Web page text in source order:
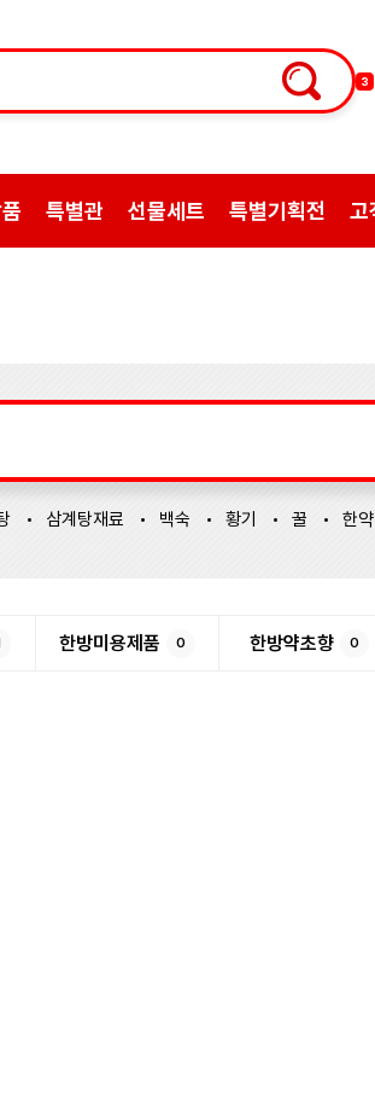
3
2
특별관 선물세트 특별기획전 고
삼계탕재료 백숙 황기 꿀 한약
한방미용제품 0 한방약초향 0